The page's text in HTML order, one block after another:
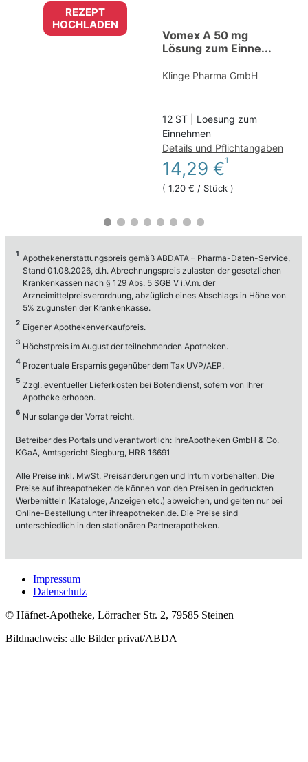
Impressum
Datenschutz
© Häfnet-Apotheke, Lörracher Str. 2, 79585 Steinen
Bildnachweis: alle Bilder privat/ABDA